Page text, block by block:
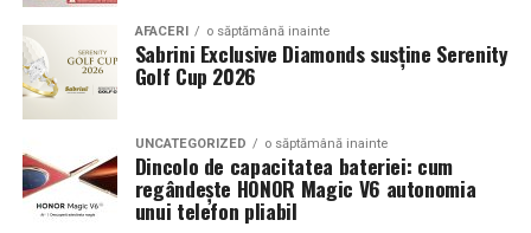
Echilibrul dintre estetica si utilizare reala
Un aspect specific evenimentelor auto din Cluj este
prezenta multor masini care nu sunt doar proiecte de
show, ci si vehicule utilizate zilnic. Proprietarii acestora
cauta solutii care sa le permita sa participe la
evenimente fara a sacrifica complet confortul sau
siguranta pe drumurile publice.
AFACERI o săptămână inainte
Sabrini Exclusive Diamonds susține Serenity
Golf Cup 2026
UNCATEGORIZED o săptămână inainte
Dincolo de capacitatea bateriei: cum
regândește HONOR Magic V6 autonomia
unui telefon pliabil